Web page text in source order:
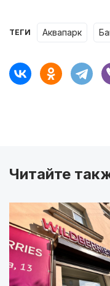
ТЕГИ аквапарк
Читайте